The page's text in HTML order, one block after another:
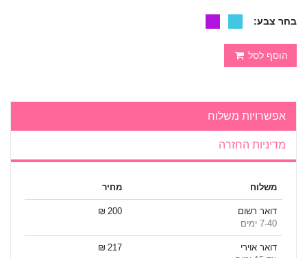
בחר צבע:
הוסף לסל
אפשרויות משלוח
מדיניות החזרה
משלוח מחיר
דואר רשום
7-40 ימים
200 ₪
דואר אוירי
217 ₪